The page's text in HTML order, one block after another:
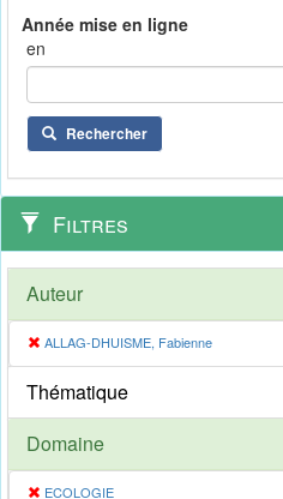
en
Rechercher
Filtres
Auteur
ALLAG-DHUISME, Fabienne
Thématique
Domaine
ECOLOGIE